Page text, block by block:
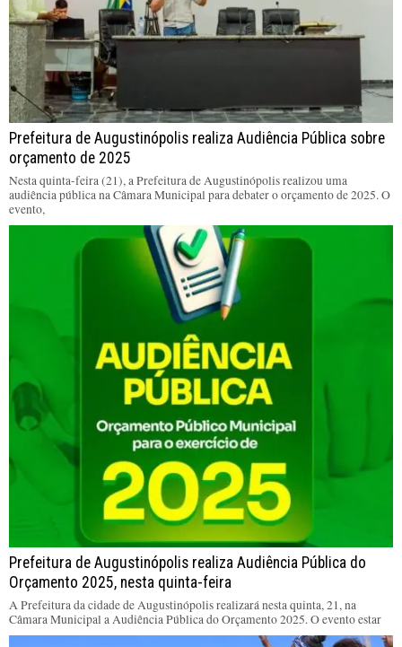
Prefeitura de Augustinópolis realiza Audiência Pública sobre
orçamento de 2025
Nesta quinta-feira (21), a Prefeitura de Augustinópolis realizou uma
audiência pública na Câmara Municipal para debater o orçamento de 2025. O
evento,
Prefeitura de Augustinópolis realiza Audiência Pública do
Orçamento 2025, nesta quinta-feira
A Prefeitura da cidade de Augustinópolis realizará nesta quinta, 21, na
Câmara Municipal a Audiência Pública do Orçamento 2025. O evento estar